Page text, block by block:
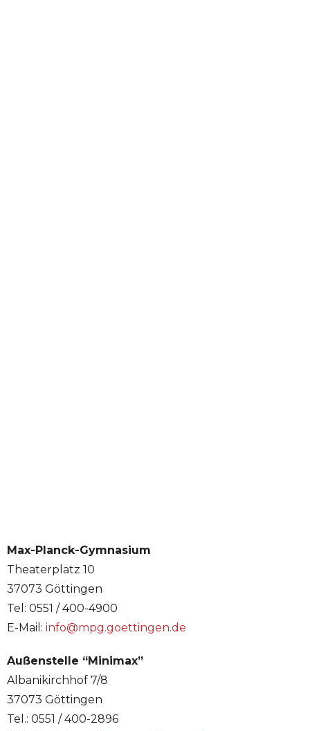
Max-Planck-Gymnasium
Theaterplatz 10
37073 Göttingen
Tel: 0551 / 400-4900
E-Mail: info@mpg.goettingen.de
Außenstelle “Minimax”
Albanikirchhof 7/8
37073 Göttingen
Tel.: 0551 / 400-2896